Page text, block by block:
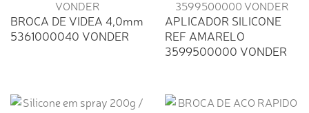
BROCA DE VIDEA 4,0mm
5361000040 VONDER
APLICADOR SILICONE
REF AMARELO
3599500000 VONDER